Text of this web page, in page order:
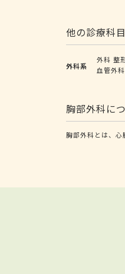
他の診療科
外科系
外科 整
血管外科
胸部外科に
胸部外科とは、心